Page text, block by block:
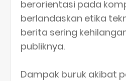
berorientasi pada
berlandaskan etika
berita sering
publiknya.
Dampak buruk akibat